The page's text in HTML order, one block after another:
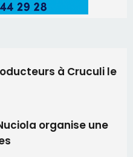
à Cruculi le
organise une